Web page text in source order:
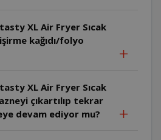
XL Air Fryer Sıcak
kağıdı/folyo
XL Air Fryer Sıcak
çıkartılıp tekrar
devam ediyor mu?